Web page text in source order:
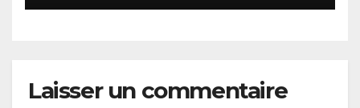
Laisser un commentaire